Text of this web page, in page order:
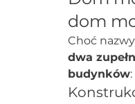
dom
Choć
dwa
budynków: